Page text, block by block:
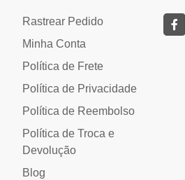
Rastrear Pedido
Minha Conta
Política de Frete
Política de Privacidade
Política de Reembolso
Política de Troca e
Devolução
Blog